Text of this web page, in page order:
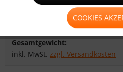
Zwischensumme:
Gesamtgewicht:
inkl. MwSt.zzgl. Versandkosten
COOKIES